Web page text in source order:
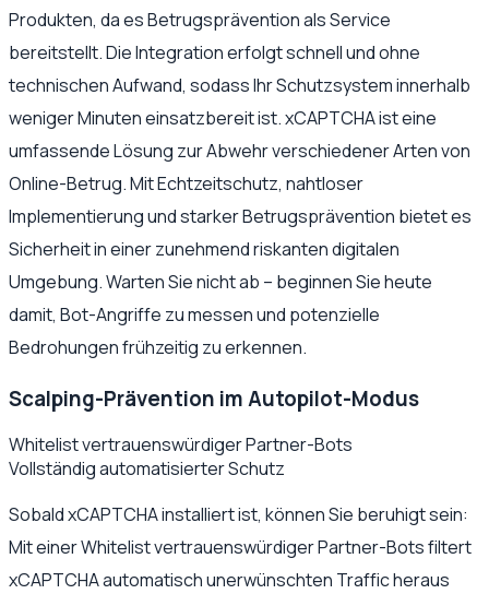
Produkten, da es Betrugsprävention als Service
bereitstellt. Die Integration erfolgt schnell und ohne
technischen Aufwand, sodass Ihr Schutzsystem innerhalb
weniger Minuten einsatzbereit ist. xCAPTCHA ist eine
umfassende Lösung zur Abwehr verschiedener Arten von
Online-Betrug. Mit Echtzeitschutz, nahtloser
Implementierung und starker Betrugsprävention bietet es
Sicherheit in einer zunehmend riskanten digitalen
Umgebung. Warten Sie nicht ab – beginnen Sie heute
damit, Bot-Angriffe zu messen und potenzielle
Bedrohungen frühzeitig zu erkennen.
Scalping-Prävention im Autopilot-Modus
Whitelist vertrauenswürdiger Partner-Bots
Vollständig automatisierter Schutz
Sobald xCAPTCHA installiert ist, können Sie beruhigt sein:
Mit einer Whitelist vertrauenswürdiger Partner-Bots filtert
xCAPTCHA automatisch unerwünschten Traffic heraus